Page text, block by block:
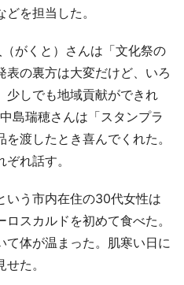
を担当した。
がくと）さんは「文化祭の
の裏方は大変だけど、いろ
少しでも地域貢献ができれ
島瑞穂さんは「スタンプラ
渡したとき喜んでくれた。
れ話す。
う市内在住の30代女性は
ロスカルドを初めて食べた。
て体が温まった。肌寒い日に
た。